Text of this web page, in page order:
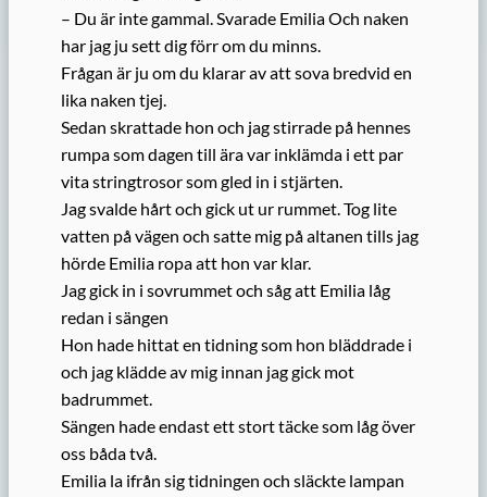
– Du är inte gammal. Svarade Emilia Och naken
har jag ju sett dig förr om du minns.
Frågan är ju om du klarar av att sova bredvid en
lika naken tjej.
Sedan skrattade hon och jag stirrade på hennes
rumpa som dagen till ära var inklämda i ett par
vita stringtrosor som gled in i stjärten.
Jag svalde hårt och gick ut ur rummet. Tog lite
vatten på vägen och satte mig på altanen tills jag
hörde Emilia ropa att hon var klar.
Jag gick in i sovrummet och såg att Emilia låg
redan i sängen
Hon hade hittat en tidning som hon bläddrade i
och jag klädde av mig innan jag gick mot
badrummet.
Sängen hade endast ett stort täcke som låg över
oss båda två.
Emilia la ifrån sig tidningen och släckte lampan